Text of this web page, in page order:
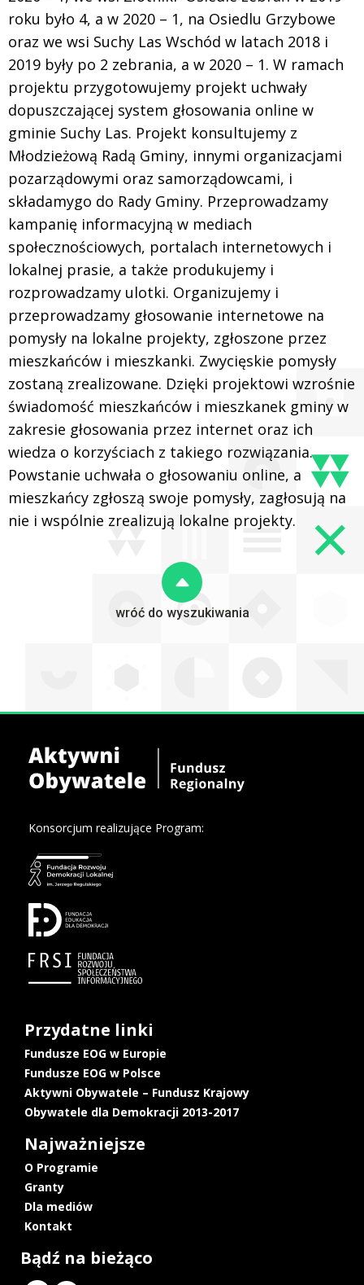
roku było 4, a w 2020 – 1, na Osiedlu Grzybowe
oraz we wsi Suchy Las Wschód w latach 2018 i
2019 były po 2 zebrania, a w 2020 – 1. W ramach
projektu przygotowujemy projekt uchwały
dopuszczającej system głosowania online w
gminie Suchy Las. Projekt konsultujemy z
Młodzieżową Radą Gminy, innymi organizacjami
pozarządowymi oraz samorządowcami, i
składamygo do Rady Gminy. Przeprowadzamy
kampanię informacyjną w mediach
społecznościowych, portalach internetowych i
lokalnej prasie, a także produkujemy i
rozprowadzamy ulotki. Organizujemy i
przeprowadzamy głosowanie internetowe na
pomysły na lokalne projekty, zgłoszone przez
mieszkańców i mieszkanki. Zwycięskie pomysły
zostaną zrealizowane. Dzięki projektowi wzrośnie
świadomość mieszkańców i mieszkanek gminy w
zakresie głosowania przez internet oraz ich
wiedza o korzyściach z takiego rozwiązania.
Powstanie uchwała o głosowaniu online, a
mieszkańcy zgłoszą swoje pomysły, zagłosują na
nie i wspólnie zrealizują lokalne projekty.
wróć do wyszukiwania
Konsorcjum realizujące Program:
Przydatne linki
Fundusze EOG w Europie
Fundusze EOG w Polsce
Aktywni Obywatele – Fundusz Krajowy
Obywatele dla Demokracji 2013-2017
Najważniejsze
O Programie
Granty
Dla mediów
Kontakt
Bądź na bieżąco